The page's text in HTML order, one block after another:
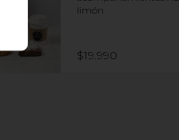
limón
$19.990